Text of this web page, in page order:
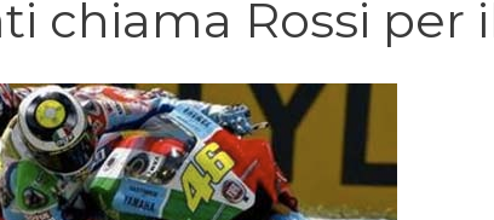
chiama Rossi per il